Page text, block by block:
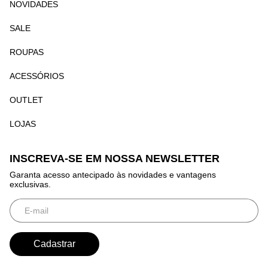
NOVIDADES
SALE
ROUPAS
ACESSÓRIOS
OUTLET
LOJAS
INSCREVA-SE EM NOSSA NEWSLETTER
Garanta acesso antecipado às novidades e vantagens
exclusivas.